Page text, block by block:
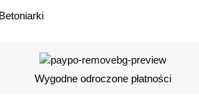
Betoniarki
Wygodne odroczone płatności